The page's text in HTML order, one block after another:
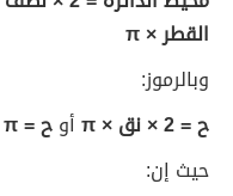
القطر × π
وبالرموز:
ح = 2 × نق × π
أوح = π × ق
حيث إن: